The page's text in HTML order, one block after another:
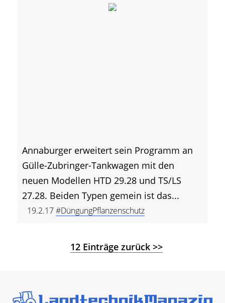
Annaburger erweitert sein Programm an
Gülle-Zubringer-Tankwagen mit den
neuen Modellen HTD 29.28 und TS/LS
27.28. Beiden Typen gemein ist das...
19.2.17#DüngungPflanzenschutz
12 Einträge zurück >>